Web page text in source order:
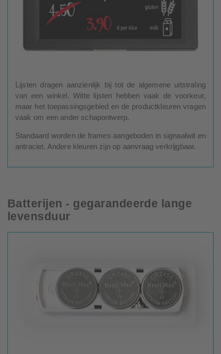
Lijsten dragen aanzienlijk bij tot de algemene uitstraling
van een winkel. Witte lijsten hebben vaak de voorkeur,
maar het toepassingsgebied en de productkleuren vragen
vaak om een ander schapontwerp.
Standaard worden de frames aangeboden in signaalwit en
antraciet. Andere kleuren zijn op aanvraag verkrijgbaar.
Batterijen - gegarandeerde lange
levensduur